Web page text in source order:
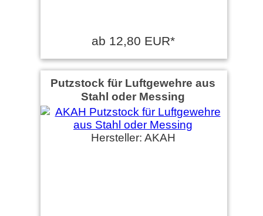
ab 12,80 EUR*
Putzstock für Luftgewehre aus
Stahl oder Messing
Hersteller: AKAH